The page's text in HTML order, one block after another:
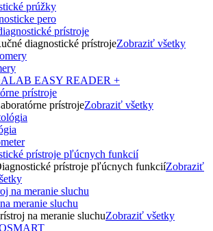
prúžky
prístroje
diagnostické prístrojeZobraziť všetky
prístroje
prístrojeZobraziť všetky
prístroje pľúcnych funkcií
prístroje pľúcnych funkciíZobraziť
meranie sluchu
na meranie sluchuZobraziť všetky